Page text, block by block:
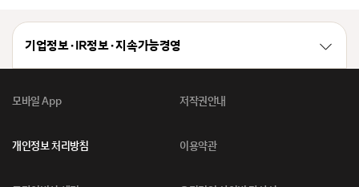
기업정보 · IR정보 · 지속가능경영
모바일 App 저작권안내
개인정보 처리방침 이용약관